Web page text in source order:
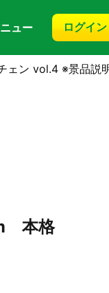
ュー ログイン
ェン vol.4 ※景品説
本格